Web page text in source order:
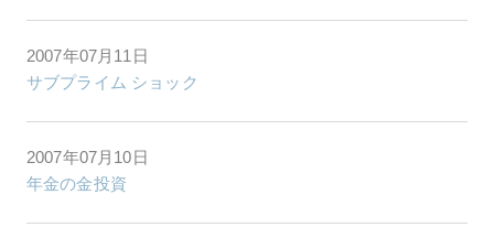
2007年07月11日
サブプライム ショック
2007年07月10日
年金の金投資